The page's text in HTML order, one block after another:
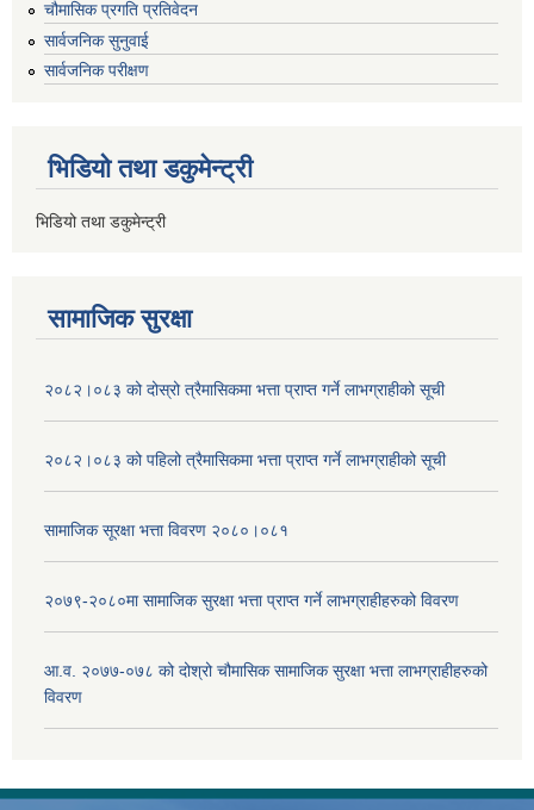
चौमासिक प्रगति प्रतिवेदन
सार्वजनिक सुनुवाई
सार्वजनिक परीक्षण
भिडियो तथा डकुमेन्ट्री
भिडियो तथा डकुमेन्ट्री
सामाजिक सुरक्षा
२०८२।०८३ को दोस्रो त्रैमासिकमा भत्ता प्राप्‍त गर्ने लाभग्राहीको सूची
२०८२।०८३ को पहिलो त्रैमासिकमा भत्ता प्राप्‍त गर्ने लाभग्राहीको सूची
सामाजिक सूरक्षा भत्ता विवरण २०८०।०८१
२०७९-२०८०मा सामाजिक सुरक्षा भत्ता प्राप्त गर्ने लाभग्राहीहरुको विवरण
आ.व. २०७७-०७८ को दोश्रो चौमासिक सामाजिक सुरक्षा भत्ता लाभग्राहीहरुको
विवरण